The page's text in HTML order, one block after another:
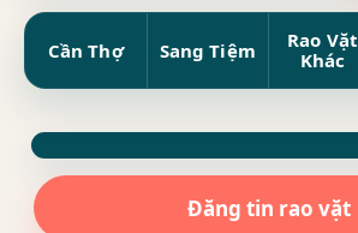
Cần Thợ Sang Tiệm
Rao Vặt
Khác
Đăng tin rao vặt